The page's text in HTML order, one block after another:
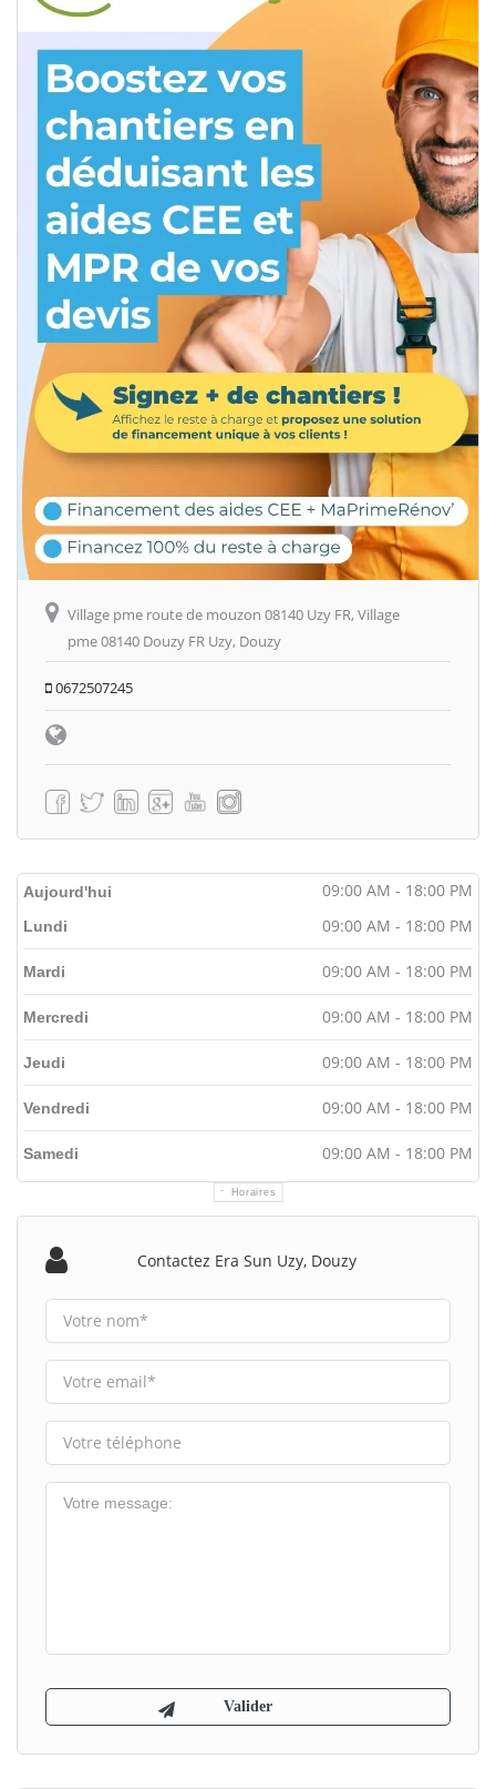
Village pme route de mouzon 08140 Uzy FR, Village
pme 08140 Douzy FR Uzy, Douzy
0672507245
Aujourd'hui 09:00 AM - 18:00 PM
Horaires
Lundi 09:00 AM - 18:00 PM
Mardi 09:00 AM - 18:00 PM
Mercredi 09:00 AM - 18:00 PM
Jeudi 09:00 AM - 18:00 PM
Vendredi 09:00 AM - 18:00 PM
Samedi 09:00 AM - 18:00 PM
Contactez Era Sun Uzy, Douzy